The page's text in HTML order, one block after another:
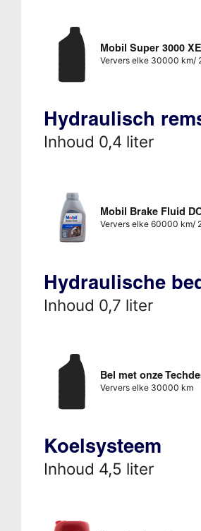
Mobil Super 3000
Ververs elke 30000 km/
Hydraulisch
Inhoud 0,4 liter
Mobil Brake Fluid
Ververs elke 60000 km/
Hydraulische
Inhoud 0,7 liter
Bel met onze
Ververs elke 30000 km
Koelsysteem
Inhoud 4,5 liter